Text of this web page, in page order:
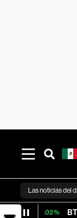
Las noticias del
BTC/USD